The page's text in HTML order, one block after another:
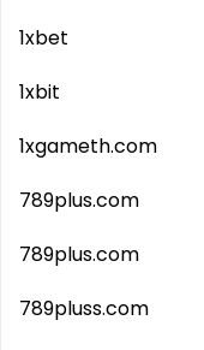
1xbet
1xbit
1xgameth.com
789plus.com
789plus.com
789pluss.com